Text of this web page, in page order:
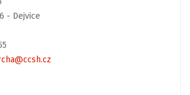
- Dejvice